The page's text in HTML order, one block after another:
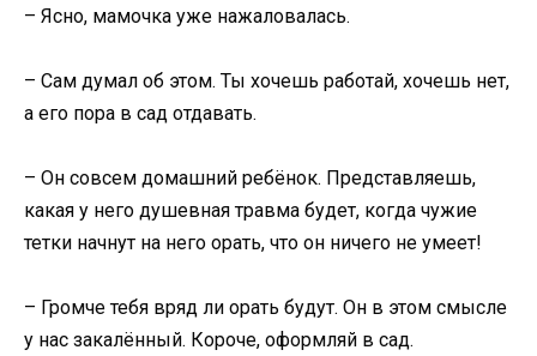
– Ясно, мамочка уже нажаловалась.
– Сам думал об этом. Ты хочешь работай, хочешь нет,
а его пора в сад отдавать.
– Он совсем домашний ребёнок. Представляешь,
какая у него душевная травма будет, когда чужие
тетки начнут на него орать, что он ничего не умеет!
– Громче тебя вряд ли орать будут. Он в этом смысле
у нас закалённый. Короче, оформляй в сад.